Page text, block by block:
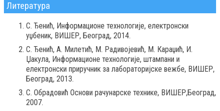
Литература
С. Ђенић, Информационе технологије, електронски
уџбеник, ВИШЕР, Београд, 2014.
С. Ђенић, А. Милетић, М. Радивојевић, М. Караџић, И.
Џакула, Информационе технологије, штампани и
електронски приручник за лабораторијске вежбе, ВИШЕР,
Београд, 2013.
С. Обрадовић Основи рачунарске технике, ВИШЕР,Београд,
2007.